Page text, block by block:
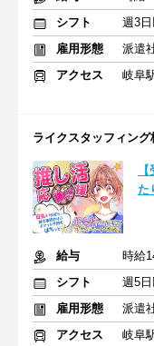
シフト
週3
雇用形態
派遣
アクセス
岐阜
ライクスタッフィン
た
給与
時給
シフト
週5
雇用形態
派遣
アクセス
岐阜